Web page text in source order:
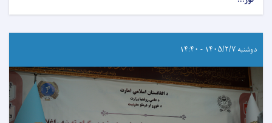
دوشنبه ۱۴۰۵/۲/۷ - ۱۴:۴۰